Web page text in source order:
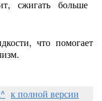
сжигатьбольше
чтопомогает
к полной версии